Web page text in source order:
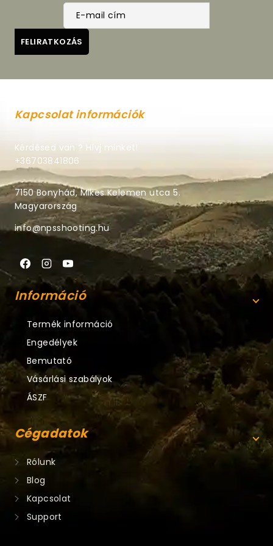
Kapcsolat információk
Kérdésed van ? Hívj minket!
+36703841806
7150 Bonyhád, Mikes Kelemen utca 5.
Magyarország
info@npsshooting.hu
Információ
Termék információ
Engedélyek
Bemutató
Vásárlási szabályok
ÁSZF
Cégadatok
Rólunk
Blog
Kapcsolat
Support